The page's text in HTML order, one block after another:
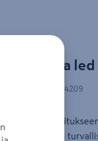
Lakka led
6419184714209
tunnelmaa ja